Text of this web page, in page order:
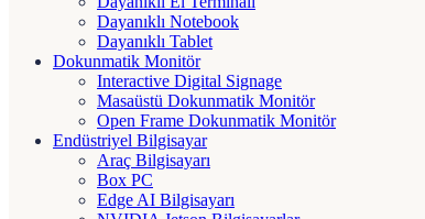
Dayanıklı Notebook
Dayanıklı Tablet
Dokunmatik Monitör
Interactive Digital Signage
Masaüstü Dokunmatik Monitör
Open Frame Dokunmatik Monitör
Endüstriyel Bilgisayar
Araç Bilgisayarı
Box PC
Edge AI Bilgisayarı